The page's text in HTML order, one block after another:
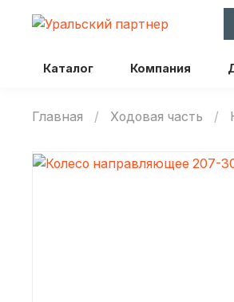
Каталог Компания
Главная Ходовая часть